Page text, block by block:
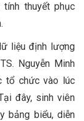
thuyết phục
liệu định lượng
Nguyễn Minh
tổ chức vào lúc
đây, sinh viên
bảng biểu, diễn